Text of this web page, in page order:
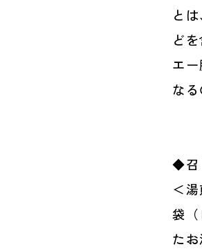
と
ど
エ
なる
◆召
＜
袋
た